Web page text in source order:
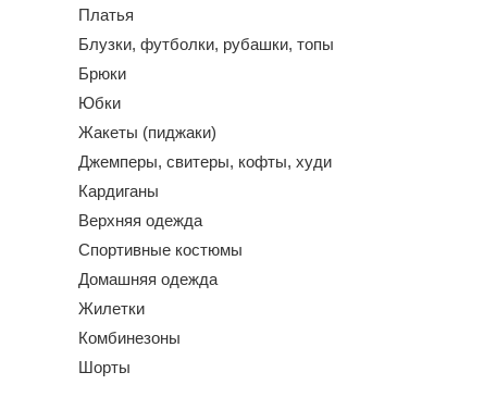
Платья
Блузки, футболки, рубашки, топы
Брюки
Юбки
Жакеты (пиджаки)
Джемперы, свитеры, кофты, худи
Кардиганы
Верхняя одежда
Спортивные костюмы
Домашняя одежда
Жилетки
Комбинезоны
Шорты